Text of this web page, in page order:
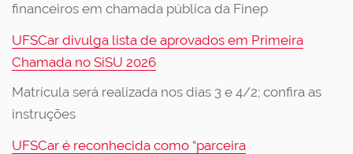
financeiros em chamada pública da Finep
UFSCar divulga lista de aprovados em Primeira
Chamada no SiSU 2026
Matrícula será realizada nos dias 3 e 4/2; confira as
instruções
UFSCar é reconhecida como “parceira